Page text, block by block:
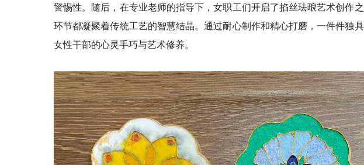
警惕性。随后，在专业老师的指导下，女职工们开启了掐丝珐琅艺术创作
环节都凝聚着传统工艺的智慧结晶。通过耐心制作和精心打磨，一件件独
女性干部的心灵手巧与艺术修养。